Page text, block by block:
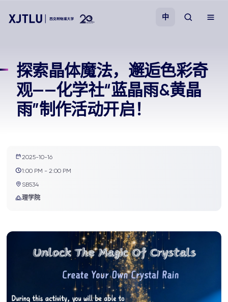
招生
科研
中
探索晶体魔法，邂逅色彩奇
观——化学社“蓝晶雨&黄晶
雨”制作活动开启！
2025-10-16
1:00 PM - 2:00 PM
SB534
理学院